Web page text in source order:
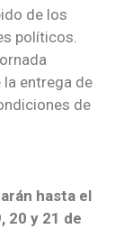
de los
políticos.
entrega de
de
hasta el
20 y 21 de